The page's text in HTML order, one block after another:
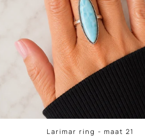
Larimar ring - maat 21